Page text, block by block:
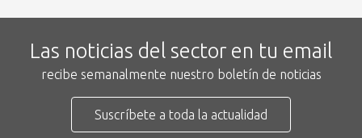
Las noticias del sector en tu email
recibe semanalmente nuestro boletín de noticias
Suscríbete a toda la actualidad